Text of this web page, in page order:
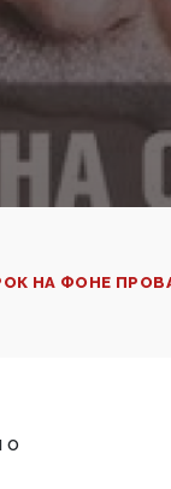
НА ФОНЕ
о